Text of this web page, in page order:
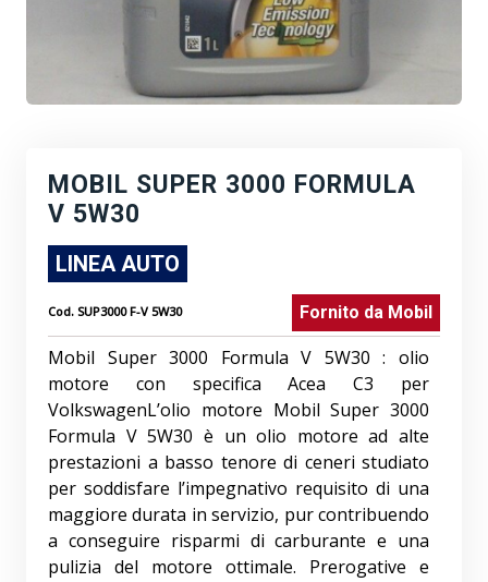
MOBIL SUPER 3000 FORMULA
V 5W30
LINEA AUTO
Cod. SUP3000 F-V 5W30 Fornito da Mobil
Mobil Super 3000 Formula V 5W30 : olio
motore con specifica Acea C3 per
VolkswagenL’olio motore Mobil Super 3000
Formula V 5W30 è un olio motore ad alte
prestazioni a basso tenore di ceneri studiato
per soddisfare l’impegnativo requisito di una
maggiore durata in servizio, pur contribuendo
a conseguire risparmi di carburante e una
pulizia del motore ottimale. Prerogative e